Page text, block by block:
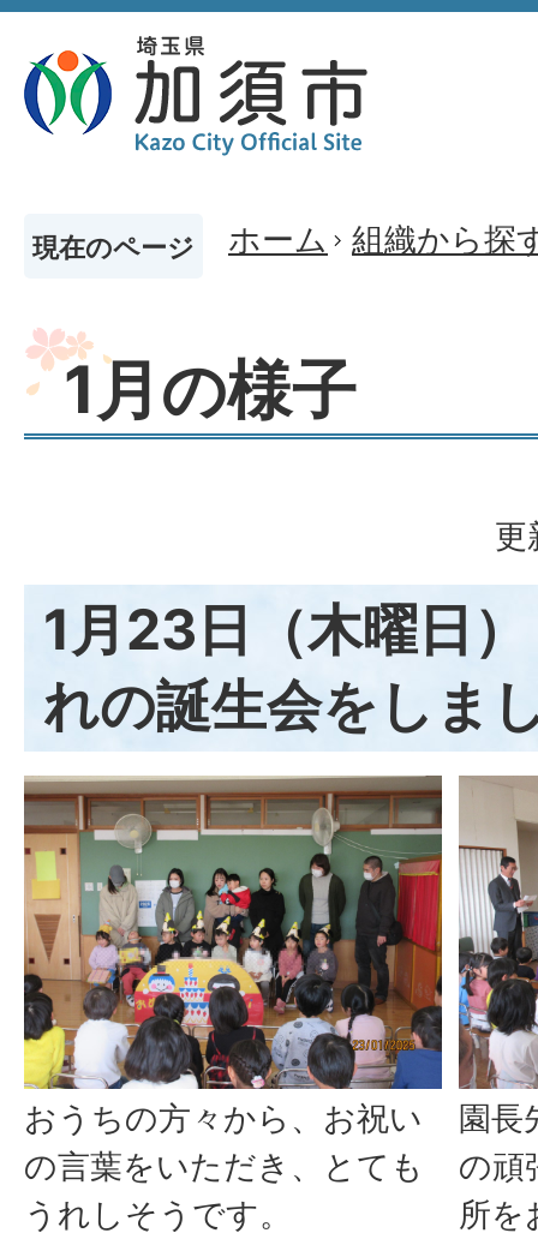
現在のページ ホーム 組織から探
1月の様子
更
1月23日（木曜日
れの誕生会をしま
おうちの方々から、お祝い
の言葉をいただき、とても
うれしそうです。
園長
の頑
所を